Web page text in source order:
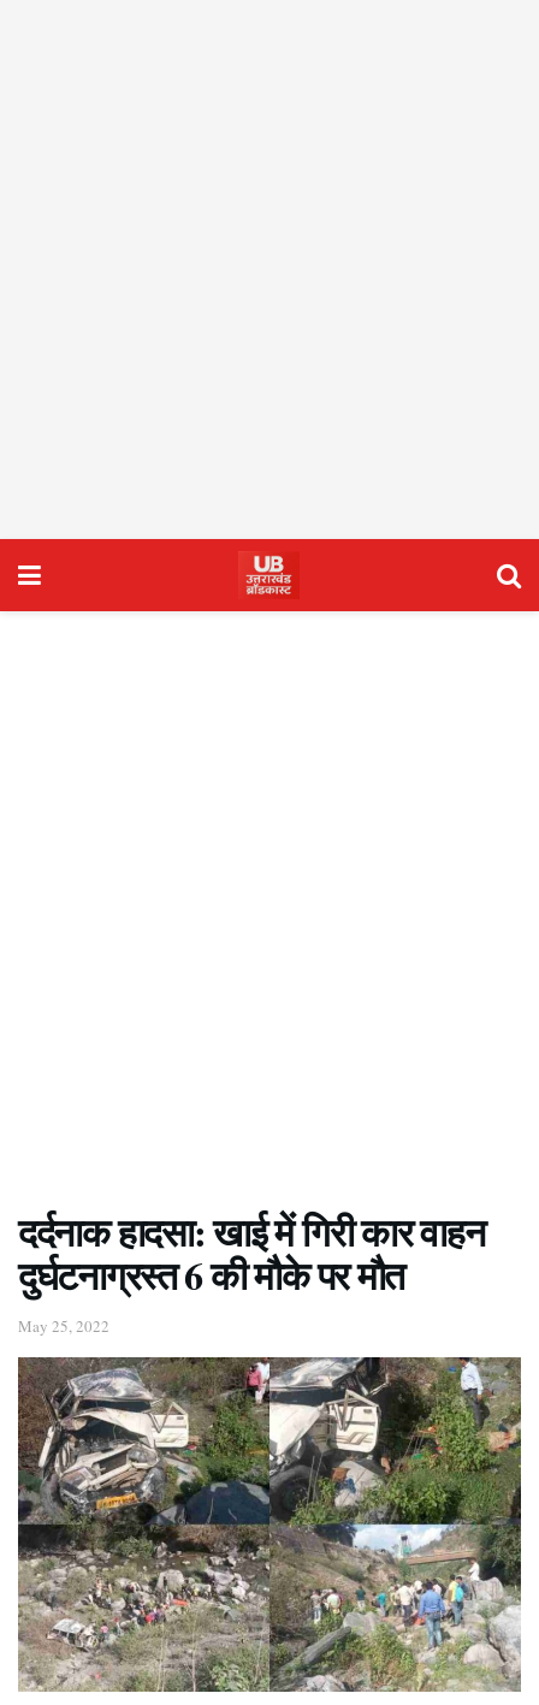
दर्दनाक हादसा: खाई में गिरी कार वाहन
दुर्घटनाग्रस्त 6 की मौके पर मौत
May 25, 2022